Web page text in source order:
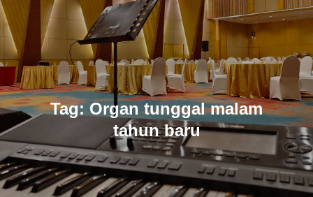
Tag:Organ tunggal malam
tahun baru